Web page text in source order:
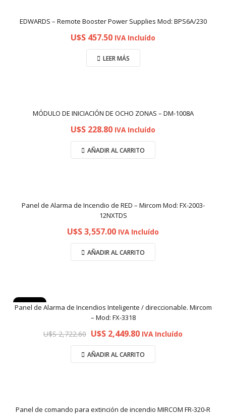
EDWARDS – Remote Booster Power Supplies Mod: BPS6A/230
U$S 457.50 IVA Incluído
LEER MÁS
MÓDULO DE INICIACIÓN DE OCHO ZONAS – DM-1008A
U$S 228.80 IVA Incluído
AÑADIR AL CARRITO
Panel de Alarma de Incendio de RED – Mircom Mod: FX-2003-
12NXTDS
U$S3,557.00 IVA Incluído
AÑADIR AL CARRITO
Oferta
Panel de Alarma de Incendios Inteligente / direccionable. Mircom
– Mod: FX-3318
U$S2,722.60 U$S 2,449.80 IVA Incluído
AÑADIR AL CARRITO
Panel de comando para extinción de incendio MIRCOM FR-320-R